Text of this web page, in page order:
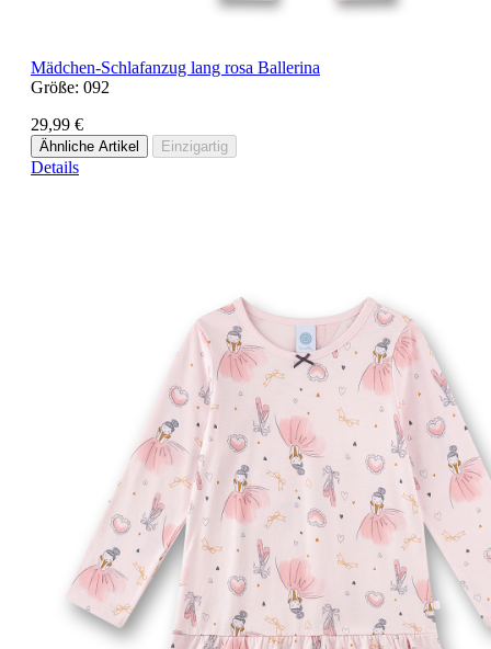
Mädchen-Schlafanzug lang rosa Ballerina
Größe: 092
29,99 €
Ähnliche Artikel Einzigartig
Details